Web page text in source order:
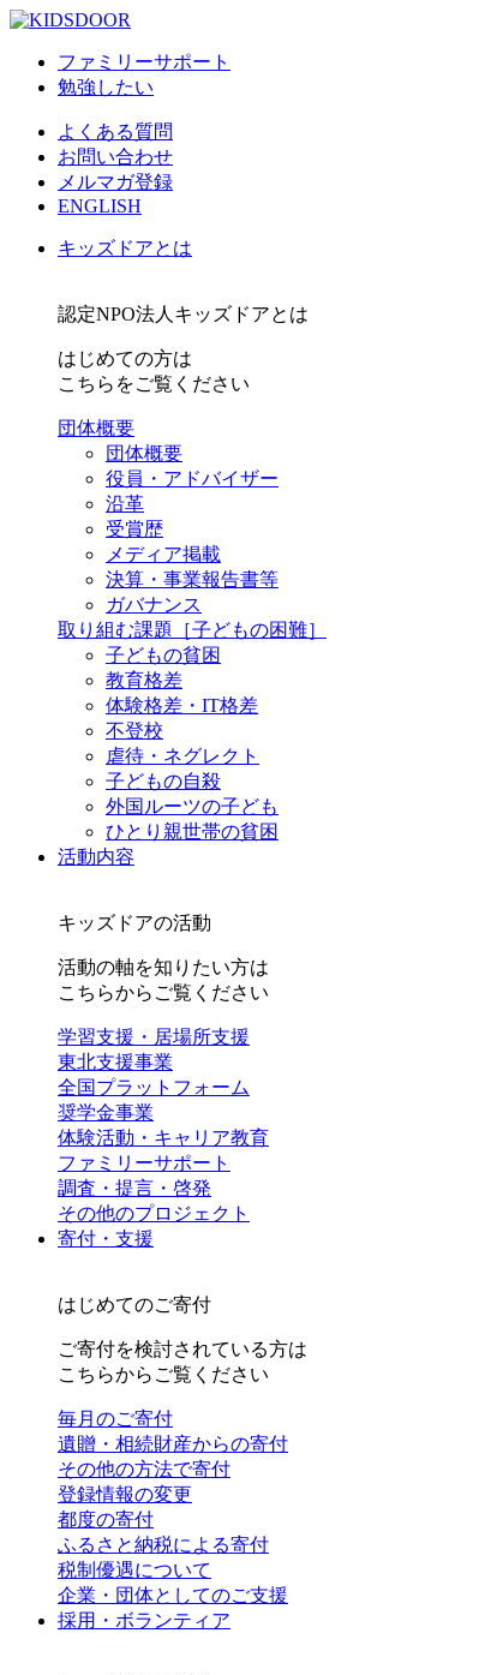
ファミリーサポート
勉強したい
よくある質問
お問い合わせ
メルマガ登録
ENGLISH
キッズドアとは
認定NPO法人キッズドアとは
はじめての方は
こちらをご覧ください
団体概要
団体概要
役員・アドバイザー
沿革
受賞歴
メディア掲載
決算・事業報告書等
ガバナンス
取り組む課題
［子どもの困難］
子どもの貧困
教育格差
体験格差・IT格差
不登校
虐待・ネグレクト
子どもの自殺
外国ルーツの子ども
ひとり親世帯の貧困
活動内容
キッズドアの活動
活動の軸を知りたい方は
こちらからご覧ください
学習支援・居場所支援
東北支援事業
全国プラットフォーム
奨学金事業
体験活動・キャリア教育
ファミリーサポート
調査・提言・啓発
その他のプロジェクト
寄付・支援
はじめてのご寄付
ご寄付を検討されている方は
こちらからご覧ください
毎月のご寄付
遺贈・相続財産からの寄付
その他の方法で寄付
登録情報の変更
都度の寄付
ふるさと納税による寄付
税制優遇について
企業・団体としてのご支援
採用・ボランティア